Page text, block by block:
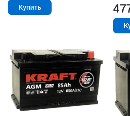
Купить